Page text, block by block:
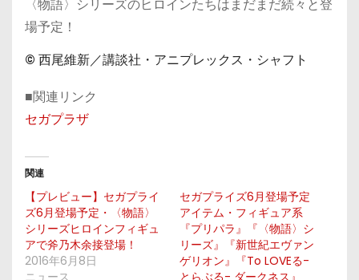
〈物語〉シリーズのヒロインたちはまだまだ続々と登
場予定！
© 西尾維新／講談社・アニプレックス・シャフト
■関連リンク
セガプラザ
関連
【プレビュー】セガプライ
ズ6月登場予定・〈物語〉
シリーズヒロインフィギュ
アで斧乃木余接登場！
2016年6月8日
ニュース
セガプライズ6月登場予定
アイテム・フィギュア系
『プリパラ』『〈物語〉シ
リーズ』『新世紀エヴァン
ゲリオン』『To LOVEる-
とらぶる- ダークネス』